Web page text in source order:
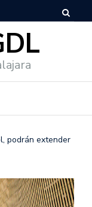
podrán extender